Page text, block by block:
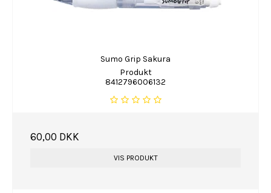
Sumo Grip Sakura
Produkt
8412796006132
60,00 DKK
VIS PRODUKT